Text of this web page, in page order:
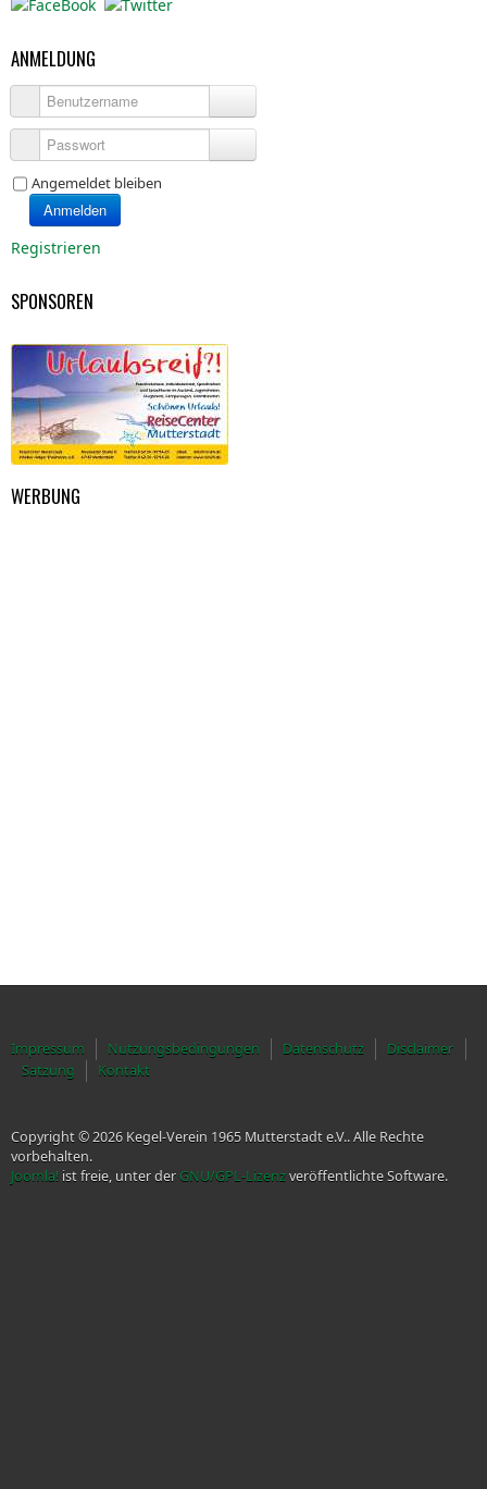
ANMELDUNG
Benutzername
Passwort
Angemeldet bleiben
Anmelden
Registrieren
SPONSOREN
WERBUNG
Impressum Nutzungsbedingungen Datenschutz
Disclaimer
Satzung
Kontakt
Copyright © 2026 Kegel-Verein 1965 Mutterstadt e.V.. Alle Rechte
vorbehalten.
Joomla! ist freie, unter der GNU/GPL-Lizenzveröffentlichte Software.